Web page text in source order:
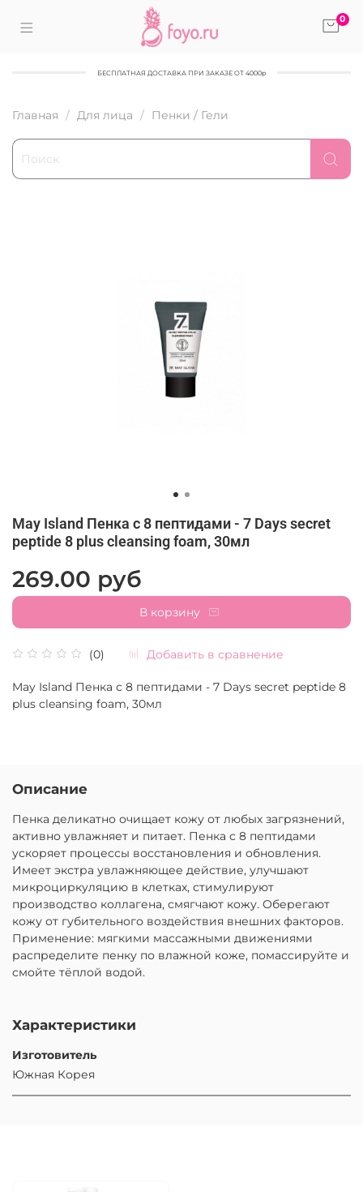
0
БЕСПЛАТНАЯ ДОСТАВКА ПРИ ЗАКАЗЕ ОТ 4000р
Главная Для лица Пенки / Гели
May Island Пенка с 8 пептидами - 7 Days secret
peptide 8 plus cleansing foam, 30мл
(0) Добавить в сравнение
269.00 руб
В корзину
May Island Пенка с 8 пептидами - 7 Days secret peptide 8
plus cleansing foam, 30мл
Описание
Пенка деликатно очищает кожу от любых загрязнений,
активно увлажняет и питает. Пенка с 8 пептидами
ускоряет процессы восстановления и обновления.
Имеет экстра увлажняющее действие, улучшают
микроциркуляцию в клетках, стимулируют
производство коллагена, смягчают кожу. Оберегают
кожу от губительного воздействия внешних факторов.
Применение: мягкими массажными движениями
распределите пенку по влажной коже, помассируйте и
смойте тёплой водой.
Характеристики
Изготовитель
Южная Корея